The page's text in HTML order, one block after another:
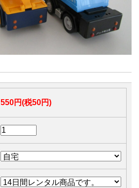
550円(税50円)